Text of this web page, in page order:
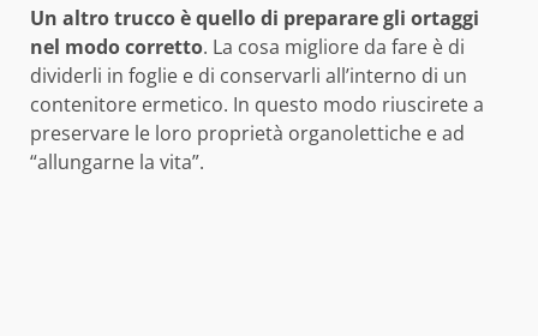
Un altro trucco è quello di preparare gli ortaggi
nel modo corretto. La cosa migliore da fare è di
dividerli in foglie e di conservarli all’interno di un
contenitore ermetico. In questo modo riuscirete a
preservare le loro proprietà organolettiche e ad
“allungarne la vita”.